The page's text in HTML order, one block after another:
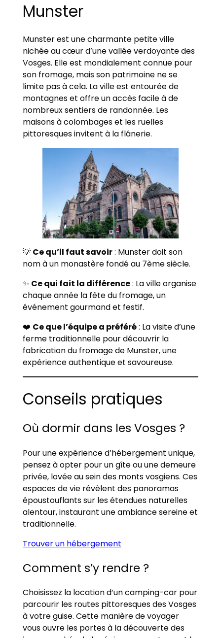
Munster
Munster est une charmante petite ville
nichée au cœur d’une vallée verdoyante des
Vosges. Elle est mondialement connue pour
son fromage, mais son patrimoine ne se
limite pas à cela. La ville est entourée de
montagnes et offre un accès facile à de
nombreux sentiers de randonnée. Les
maisons à colombages et les ruelles
pittoresques invitent à la flânerie.
💡 Ce qu’il faut savoir: Munster doit son
nom à un monastère fondé au 7ème siècle.
✨ Ce qui fait la différence: La ville organise
chaque année la fête du fromage, un
événement gourmand et festif.
❤️ Ce que l’équipe a préféré: La visite d’une
ferme traditionnelle pour découvrir la
fabrication du fromage de Munster, une
expérience authentique et savoureuse.
Conseils pratiques
Où dormir dans les Vosges ?
Pour une expérience d’hébergement unique,
pensez à opter pour un gîte ou une demeure
privée, lovée au sein des monts vosgiens. Ces
espaces de vie révèlent des panoramas
époustouflants sur les étendues naturelles
alentour, instaurant une ambiance sereine et
traditionnelle.
Trouver un hébergement
Comment s’y rendre ?
Choisissez la location d’un camping-car pour
parcourir les routes pittoresques des Vosges
à votre guise. Cette manière de voyager
vous ouvre les portes à la découverte des